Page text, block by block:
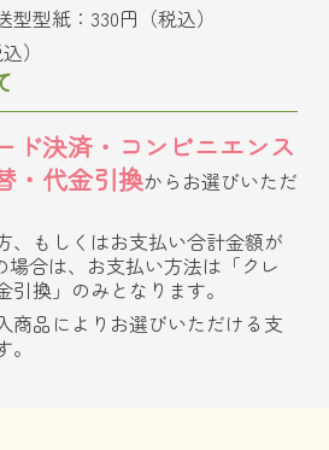
型紙：330円（税込）
）
ド決済・コンビニエンス
・代金引換からお選びいただ
、もしくはお支払い合計金額が
場合は、お支払い方法は「クレ
引換」のみとなります。
商品によりお選びいただける支